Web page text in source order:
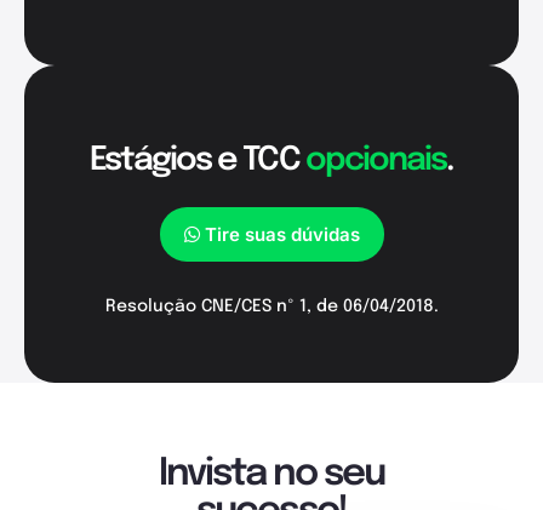
Estágios e TCCopcionais.
Tire suas dúvidas
Resolução CNE/CES nº 1, de 06/04/2018.
Invista no seu